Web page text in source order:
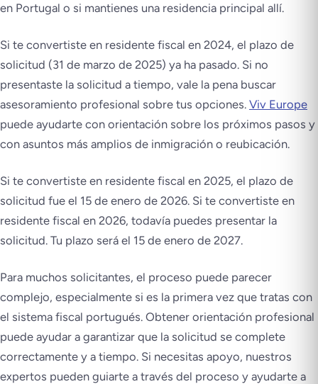
en Portugal o si mantienes una residencia principal allí.
Si te convertiste en residente fiscal en 2024, el plazo de
solicitud (31 de marzo de 2025) ya ha pasado. Si no
presentaste la solicitud a tiempo, vale la pena buscar
asesoramiento profesional sobre tus opciones. Viv Europe
puede ayudarte con orientación sobre los próximos pasos y
con asuntos más amplios de inmigración o reubicación.
Si te convertiste en residente fiscal en 2025, el plazo de
solicitud fue el 15 de enero de 2026. Si te convertiste en
residente fiscal en 2026, todavía puedes presentar la
solicitud. Tu plazo será el 15 de enero de 2027.
Para muchos solicitantes, el proceso puede parecer
complejo, especialmente si es la primera vez que tratas con
el sistema fiscal portugués. Obtener orientación profesional
puede ayudar a garantizar que la solicitud se complete
correctamente y a tiempo. Si necesitas apoyo, nuestros
expertos pueden guiarte a través del proceso y ayudarte a